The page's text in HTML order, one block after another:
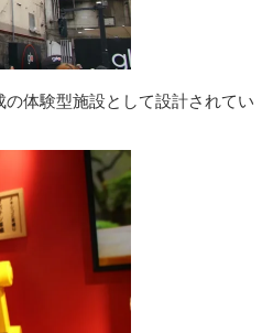
体験型施設として設計されてい